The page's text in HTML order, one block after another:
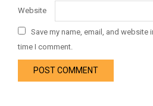
Website
Save my name, email, and website
time I comment.